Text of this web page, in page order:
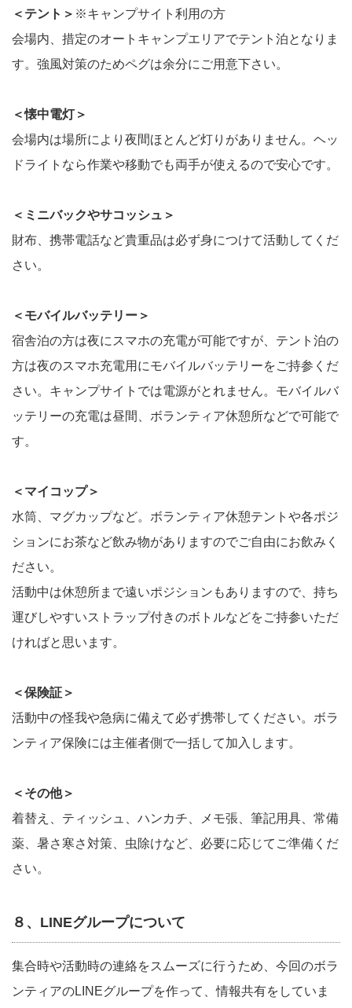
＜テント＞ ※キャンプサイト利用の方
会場内、措定のオートキャンプエリアでテント泊となりま
す。強風対策のためペグは余分にご用意下さい。
＜懐中電灯＞
会場内は場所により夜間ほとんど灯りがありません。ヘッ
ドライトなら作業や移動でも両手が使えるので安心です。
＜ミニバックやサコッシュ＞
財布、携帯電話など貴重品は必ず身につけて活動してくだ
さい。
＜モバイルバッテリー＞
宿舎泊の方は夜にスマホの充電が可能ですが、テント泊の
方は夜のスマホ充電用にモバイルバッテリーをご持参くだ
さい。キャンプサイトでは電源がとれません。モバイルバ
ッテリーの充電は昼間、ボランティア休憩所などで可能で
す。
＜マイコップ＞
水筒、マグカップなど。ボランティア休憩テントや各ポジ
ションにお茶など飲み物がありますのでご自由にお飲みく
ださい。
活動中は休憩所まで遠いポジションもありますので、持ち
運びしやすいストラップ付きのボトルなどをご持参いただ
ければと思います。
＜保険証＞
活動中の怪我や急病に備えて必ず携帯してください。ボラ
ンティア保険には主催者側で一括して加入します。
＜その他＞
着替え、ティッシュ、ハンカチ、メモ張、筆記用具、常備
薬、暑さ寒さ対策、虫除けなど、必要に応じてご準備くだ
さい。
８、LINEグループについて
集合時や活動時の連絡をスムーズに行うため、今回のボラ
ンティアのLINEグループを作って、情報共有をしていま